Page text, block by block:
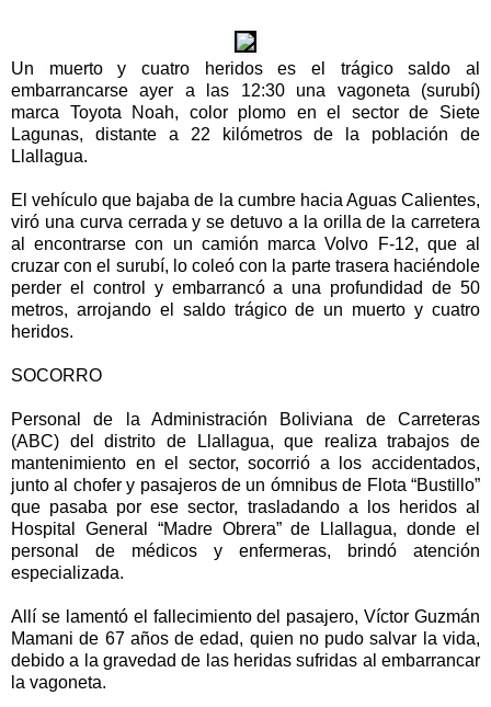
Un muerto y cuatro heridos es el trágico saldo al
embarrancarse ayer a las 12:30 una vagoneta (surubí)
marca Toyota Noah, color plomo en el sector de Siete
Lagunas, distante a 22 kilómetros de la población de
Llallagua.
El vehículo que bajaba de la cumbre hacia Aguas Calientes,
viró una curva cerrada y se detuvo a la orilla de la carretera
al encontrarse con un camión marca Volvo F-12, que al
cruzar con el surubí, lo coleó con la parte trasera haciéndole
perder el control y embarrancó a una profundidad de 50
metros, arrojando el saldo trágico de un muerto y cuatro
heridos.
SOCORRO
Personal de la Administración Boliviana de Carreteras
(ABC) del distrito de Llallagua, que realiza trabajos de
mantenimiento en el sector, socorrió a los accidentados,
junto al chofer y pasajeros de un ómnibus de Flota “Bustillo”
que pasaba por ese sector, trasladando a los heridos al
Hospital General “Madre Obrera” de Llallagua, donde el
personal de médicos y enfermeras, brindó atención
especializada.
Allí se lamentó el fallecimiento del pasajero, Víctor Guzmán
Mamani de 67 años de edad, quien no pudo salvar la vida,
debido a la gravedad de las heridas sufridas al embarrancar
la vagoneta.